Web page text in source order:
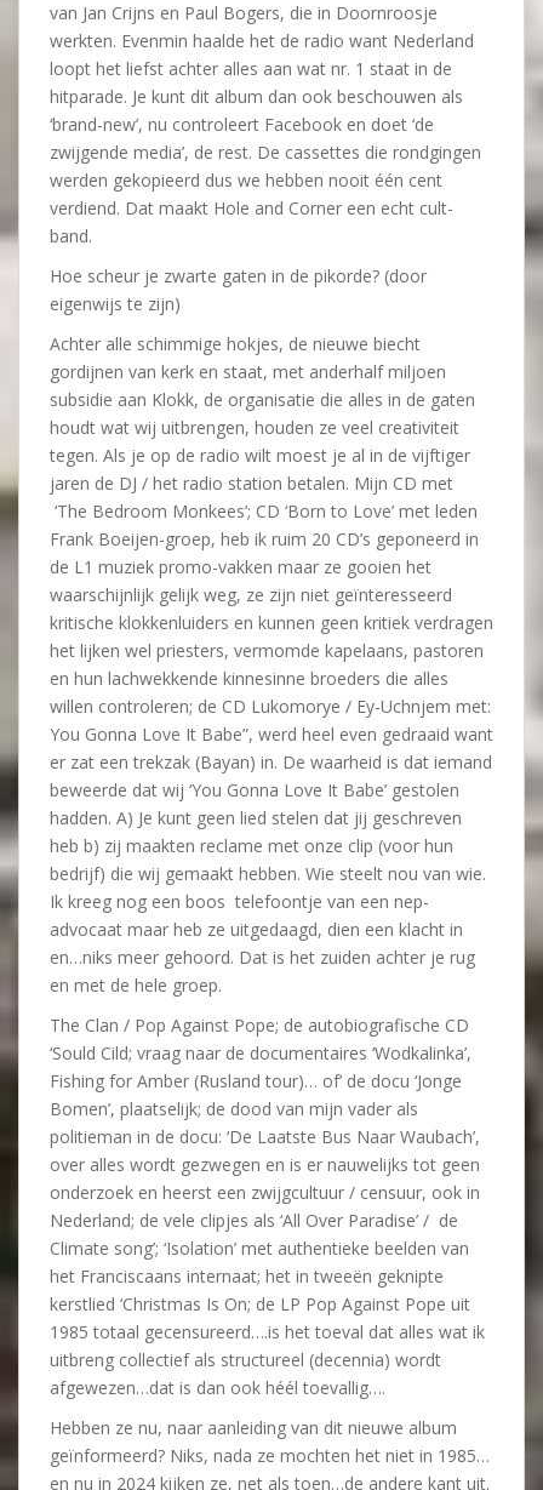
van Jan Crijns en Paul Bogers, die in Doornroosje
werkten. Evenmin haalde het de radio want Nederland
loopt het liefst achter alles aan wat nr. 1 staat in de
hitparade. Je kunt dit album dan ook beschouwen als
‘brand-new’, nu controleert Facebook en doet ‘de
zwijgende media’, de rest. De cassettes die rondgingen
werden gekopieerd dus we hebben nooit één cent
verdiend. Dat maakt Hole and Corner een echt cult-
band.
Hoe scheur je zwarte gaten in de pikorde? (door
eigenwijs te zijn)
Achter alle schimmige hokjes, de nieuwe biecht
gordijnen van kerk en staat, met anderhalf miljoen
subsidie aan Klokk, de organisatie die alles in de gaten
houdt wat wij uitbrengen, houden ze veel creativiteit
tegen. Als je op de radio wilt moest je al in de vijftiger
jaren de DJ / het radio station betalen. Mijn CD met
‘The Bedroom Monkees’; CD ‘Born to Love’ met leden
Frank Boeijen-groep, heb ik ruim 20 CD’s geponeerd in
de L1 muziek promo-vakken maar ze gooien het
waarschijnlijk gelijk weg, ze zijn niet geïnteresseerd
kritische klokkenluiders en kunnen geen kritiek verdragen
het lijken wel priesters, vermomde kapelaans, pastoren
en hun lachwekkende kinnesinne broeders die alles
willen controleren; de CD Lukomorye / Ey-Uchnjem met:
You Gonna Love It Babe”, werd heel even gedraaid want
er zat een trekzak (Bayan) in. De waarheid is dat iemand
beweerde dat wij ‘You Gonna Love It Babe’ gestolen
hadden. A) Je kunt geen lied stelen dat jij geschreven
heb b) zij maakten reclame met onze clip (voor hun
bedrijf) die wij gemaakt hebben. Wie steelt nou van wie.
Ik kreeg nog een boos telefoontje van een nep-
advocaat maar heb ze uitgedaagd, dien een klacht in
en…niks meer gehoord. Dat is het zuiden achter je rug
en met de hele groep.
The Clan / Pop Against Pope; de autobiografische CD
‘Sould Cild; vraag naar de documentaires ‘Wodkalinka’,
Fishing for Amber (Rusland tour)… of’ de docu ‘Jonge
Bomen’, plaatselijk; de dood van mijn vader als
politieman in de docu: ‘De Laatste Bus Naar Waubach’,
over alles wordt gezwegen en is er nauwelijks tot geen
onderzoek en heerst een zwijgcultuur / censuur, ook in
Nederland; de vele clipjes als ‘All Over Paradise’ / de
Climate song’; ‘Isolation’ met authentieke beelden van
het Franciscaans internaat; het in tweeën geknipte
kerstlied ‘Christmas Is On; de LP Pop Against Pope uit
1985 totaal gecensureerd….is het toeval dat alles wat ik
uitbreng collectief als structureel (decennia) wordt
afgewezen…dat is dan ook héél toevallig….
Hebben ze nu, naar aanleiding van dit nieuwe album
geïnformeerd? Niks, nada ze mochten het niet in 1985…
en nu in 2024 kijken ze, net als toen…de andere kant uit.